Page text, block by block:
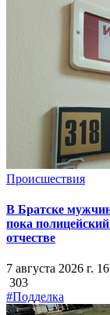
Происшествия
В Братске
пока
отчестве
7 августа 2026 г.
303
#Подделка